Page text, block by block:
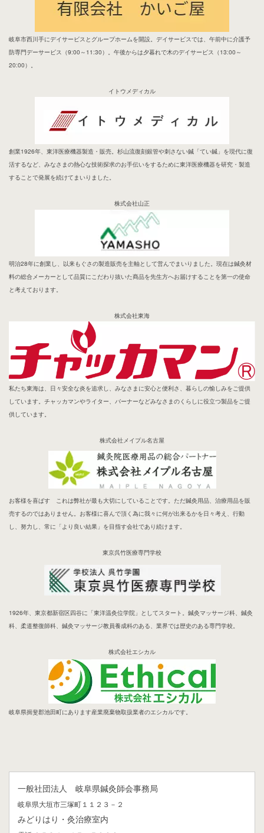
岐阜市西川手にデイサービスとグループホームを開設。デイサービスでは、午前中に介護予
防専門デーサービス（9:00～11:30）。午後からは夕暮れで木のデイサービス（13:00～
20:00）。
イトウメディカル
創業1926年、東洋医療機器製造・販売。杉山流復刻銀管や刺さない鍼「てい鍼」を現代に復
活するなど、みなさまの熱心な技術探求のお手伝いをするために東洋医療機器を研究・製造
することで発展を続けてまいりました。
株式会社山正
明治28年に創業し、以来もぐさの製造販売を主軸として営んでまいりました。現在は鍼灸材
料の総合メーカーとして品質にこだわり抜いた商品を先生方へお届けすることを第一の使命
と考えております。
株式会社東海
私たち東海は、日々安全な炎を追求し、みなさまに安心と便利さ、暮らしの愉しみをご提供
しています。チャッカマンやライター、バーナーなどみなさまのくらしに役立つ製品をご提
供しています。
株式会社メイプル名古屋
お客様を喜ばす これは弊社が最も大切にしていることです。ただ鍼灸用品、治療用品を販
売するのではありません。お客様に喜んで頂く為に我々に何が出来るかを日々考え、行動
し、努力し、常に「より良い結果」を目指す会社であり続けます。
東京呉竹医療専門学校
1926年、東京都新宿区四谷に「東洋温灸位学院」としてスタート。鍼灸マッサージ科、鍼灸
科、柔道整復師科、鍼灸マッサージ教員養成科のある、業界では歴史のある専門学校。
株式会社エシカル
岐阜県揖斐郡池田町にあります産業廃棄物取扱業者のエシカルです。
一般社団法人 岐阜県鍼灸師会事務局
岐阜県大垣市三塚町１１２３－２
みどりはり・灸治療室内